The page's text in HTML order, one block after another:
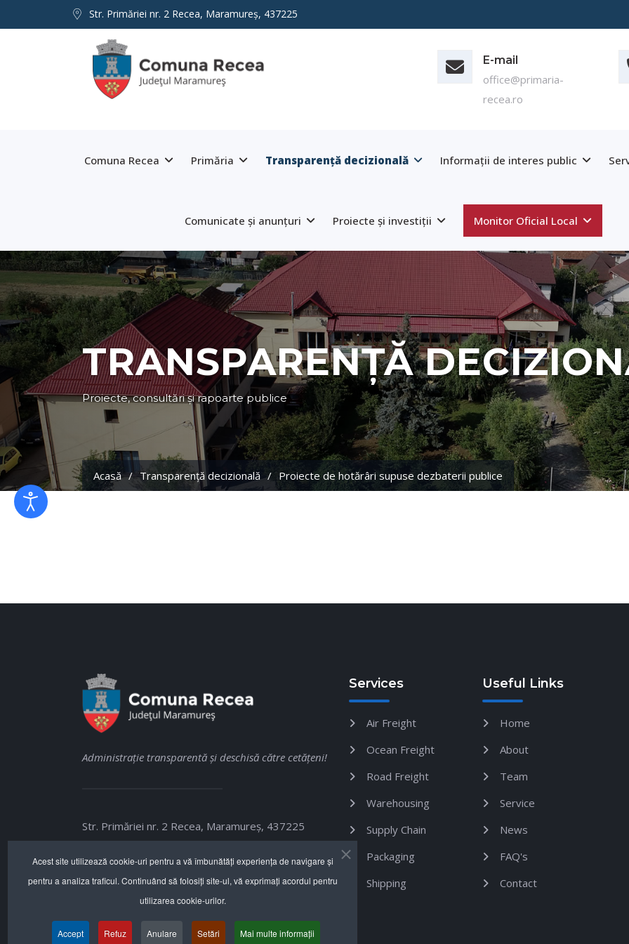
Str. Primăriei nr. 2 Recea, Maramureş, 437225
E-mail
office@primaria-
recea.ro
Comuna Recea Primăria Transparență decizională Informații de interes public
Comunicate și anunțuri Proiecte și investiții Monitor Oficial Local
TRANSPARENȚĂ
Proiecte, consultări și rapoarte publice
Acasă Transparență decizională Proiecte de hotărâri supuse dezbaterii publice
Administraţie transparentă şi deschisă către cetăţeni!
Str. Primăriei nr. 2 Recea, Maramureş, 437225
+40 262.287.240
office@primaria-recea.ro
Services
Air Freight
Ocean Freight
Road Freight
Warehousing
Supply Chain
Packaging
Shipping
Useful Links
Home
About
Team
Service
News
FAQ's
Contact
Acest site utilizează cookie-uri pentru a vă îmbunătăți experiența de navigare și
pentru a analiza traficul. Continuând să folosiți site-ul, vă exprimați acordul pentru
utilizarea cookie-urilor.
Accept Refuz Anulare Setări Mai multe informații